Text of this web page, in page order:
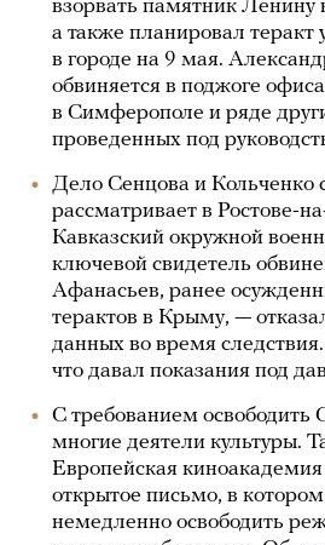
взорвать памятник
а также планировал теракт
в городе на 9 мая.
обвиняется в поджоге
в Симферополе и ряде
проведенных под
Дело Сенцова и Кольченко
рассматривает в Ростове-
Кавказский окружной
ключевой свидетель
Афанасьев, ранее
терактов в Крыму, —
данных во время
что давал показания под
С требованием освободить
многие деятели культуры.
Европейская киноакадемия
открытое письмо, в
немедленно освободить